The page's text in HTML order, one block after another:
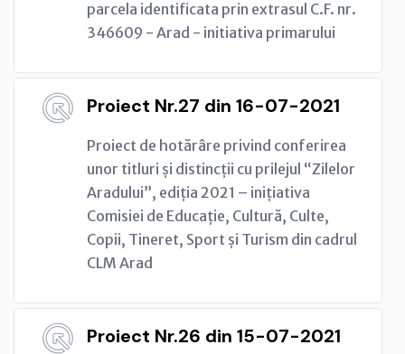
parcela identificata prin extrasul C.F. nr.
346609 - Arad - initiativa primarului
Proiect Nr.27 din 16-07-2021
Proiect de hotărâre privind conferirea
unor titluri și distincții cu prilejul “Zilelor
Aradului”, ediția 2021 – inițiativa
Comisiei de Educație, Cultură, Culte,
Copii, Tineret, Sport și Turism din cadrul
CLM Arad
Proiect Nr.26 din 15-07-2021